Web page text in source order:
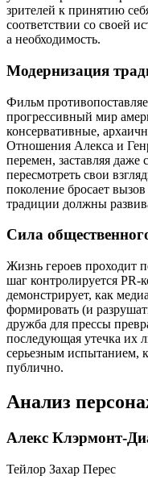
зрителей к принятию
соответствии со своей
а необходимость.
Модернизация
Фильм
прогрессивный мир
консервативные,
Отношения Алекса и
перемен, заставляя даже
пересмотреть свои
поколение бросает
традиции должны
Сила
Жизнь героев проходит
шаг контролируется
демонстрирует, как
формировать (и
дружба для прессы
последующая утечка их
серьезным испытанием,
публично.
Анализ
Алекс Клэрмонт-
Тейлор Захар Перес